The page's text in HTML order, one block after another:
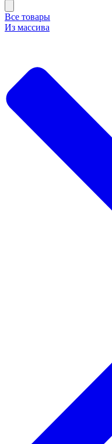
Все товары
Из массива